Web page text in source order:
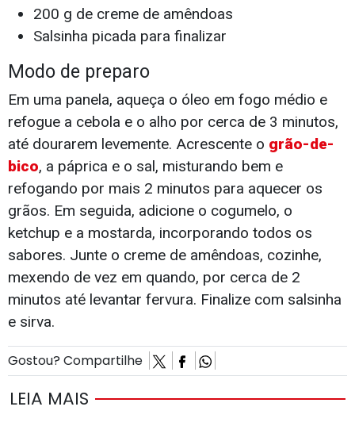
200 g de creme de amêndoas
Salsinha picada para finalizar
Modo de preparo
Em uma panela, aqueça o óleo em fogo médio e
refogue a cebola e o alho por cerca de 3 minutos,
até dourarem levemente. Acrescente o grão-de-
bico, a páprica e o sal, misturando bem e
refogando por mais 2 minutos para aquecer os
grãos. Em seguida, adicione o cogumelo, o
ketchup e a mostarda, incorporando todos os
sabores. Junte o creme de amêndoas, cozinhe,
mexendo de vez em quando, por cerca de 2
minutos até levantar fervura. Finalize com salsinha
e sirva.
Gostou? Compartilhe
LEIA MAIS